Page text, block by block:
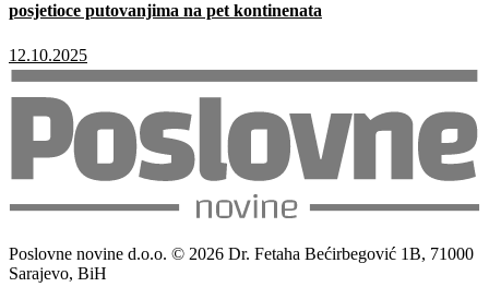
posjetioce putovanjima na pet kontinenata
12.10.2025
Poslovne novine d.o.o. © 2026 Dr. Fetaha Bećirbegović 1B, 71000
Sarajevo, BiH